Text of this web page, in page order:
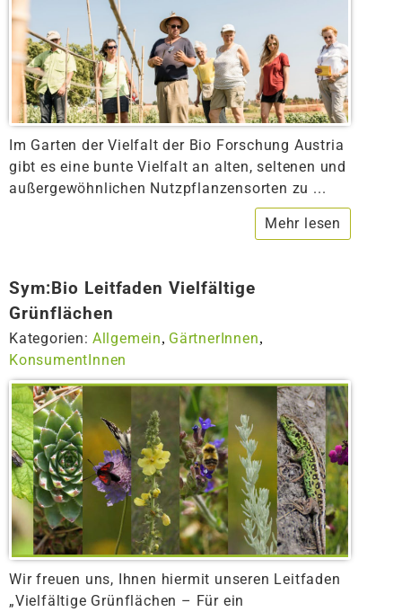
Im Garten der Vielfalt der Bio Forschung Austria
gibt es eine bunte Vielfalt an alten, seltenen und
außergewöhnlichen Nutzpflanzensorten zu ...
Mehr lesen
Sym:Bio Leitfaden Vielfältige
Grünflächen
Kategorien: Allgemein, GärtnerInnen,
KonsumentInnen
Wir freuen uns, Ihnen hiermit unseren Leitfaden
„Vielfältige Grünflächen – Für ein